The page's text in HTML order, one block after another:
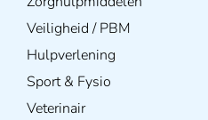
Veiligheid / PBM
Hulpverlening
Sport & Fysio
Veterinair